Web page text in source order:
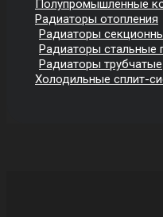
Полупромышленные
Радиаторы отопления
Радиаторы
Радиаторы стальные
Радиаторы трубчатые
Холодильные сплит-